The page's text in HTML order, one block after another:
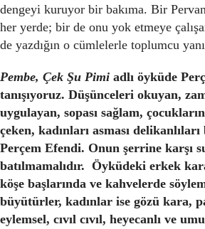
dengeyi kuruyor bir bakıma. Bir
her yerde; bir de onu yok etmeye
de yazdığın o cümlelerle toplumcu
Pembe, Çek Şu Pimi adlı öyküde
tanışıyoruz. Düşünceleri okuyan,
uygulayan, sopası sağlam,
çeken, kadınları asması
Perçem Efendi. Onun şerrine karşı
batılmamalıdır. Öyküdeki erkek
köşe başlarında ve kahvelerde
büyütürler, kadınlar ise gözü kara,
eylemsel, cıvıl cıvıl, heyecanlı ve